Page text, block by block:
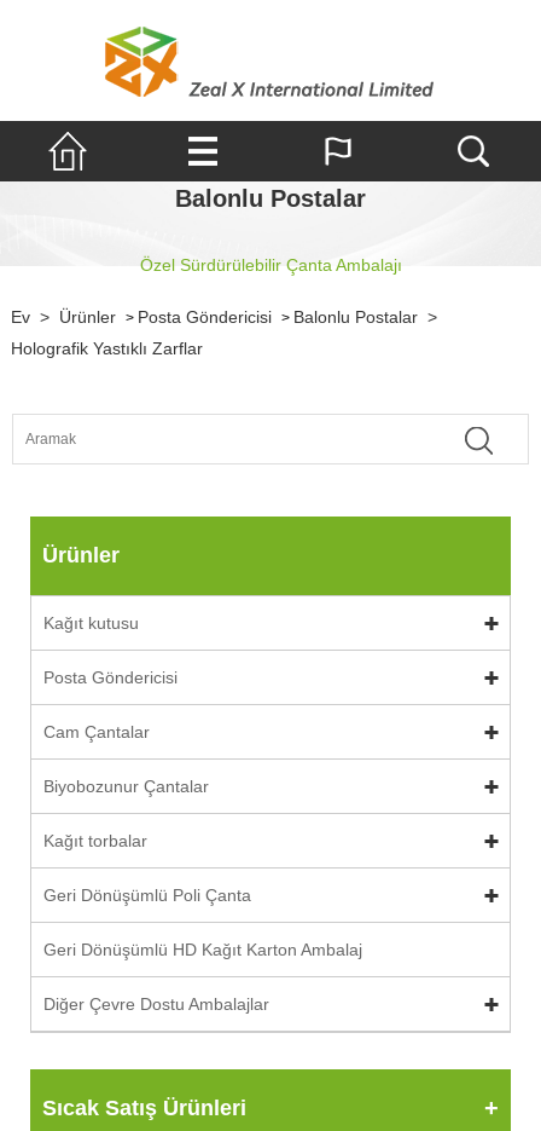
Balonlu Postalar
Özel Sürdürülebilir Çanta Ambalajı
Ev > Ürünler > Posta Göndericisi > Balonlu Postalar >
Holografik Yastıklı Zarflar
Ürünler
Kağıt kutusu
Posta Göndericisi
Cam Çantalar
Biyobozunur Çantalar
Kağıt torbalar
Geri Dönüşümlü Poli Çanta
Geri Dönüşümlü HD Kağıt Karton Ambalaj
Diğer Çevre Dostu Ambalajlar
Sıcak Satış Ürünleri